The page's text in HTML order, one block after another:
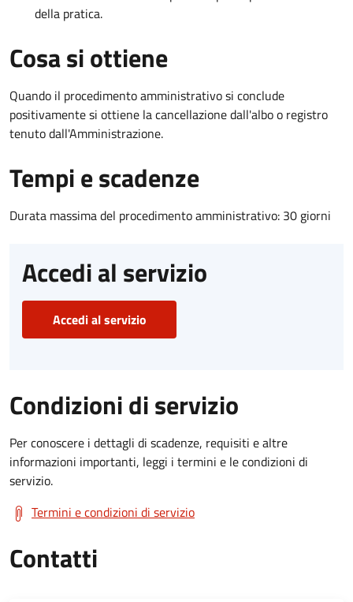
della pratica.
Cosa si ottiene
Quando il procedimento amministrativo si conclude
positivamente si ottiene la cancellazione dall'albo o registro
tenuto dall'Amministrazione.
Tempi e scadenze
Durata massima del procedimento amministrativo: 30 giorni
Accedi al servizio
Accedi al servizio
Condizioni di servizio
Per conoscere i dettagli di scadenze, requisiti e altre
informazioni importanti, leggi i termini e le condizioni di
servizio.
Termini e condizioni di servizio
Contatti